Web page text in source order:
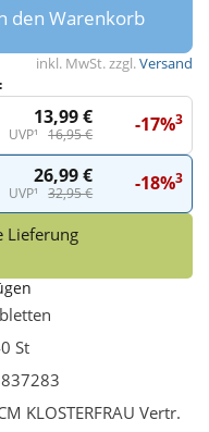
den Warenkorb
inkl. MwSt. zzgl.Versand
13,99 €
UVP¹ 16,95 € -17%3
26,99 €
UVP¹ 32,95 € -18%3
Lieferung
St
KLOSTERFRAU Vertr.